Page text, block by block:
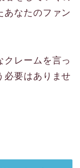
あなたのファン
クレームを言っ
必要はありませ